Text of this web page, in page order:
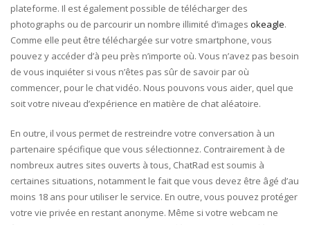
plateforme. Il est également possible de télécharger des
photographs ou de parcourir un nombre illimité d’images okeagle.
Comme elle peut être téléchargée sur votre smartphone, vous
pouvez y accéder d’à peu près n’importe où. Vous n’avez pas besoin
de vous inquiéter si vous n’êtes pas sûr de savoir par où
commencer, pour le chat vidéo. Nous pouvons vous aider, quel que
soit votre niveau d’expérience en matière de chat aléatoire.
En outre, il vous permet de restreindre votre conversation à un
partenaire spécifique que vous sélectionnez. Contrairement à de
nombreux autres sites ouverts à tous, ChatRad est soumis à
certaines situations, notamment le fait que vous devez être âgé d’au
moins 18 ans pour utiliser le service. En outre, vous pouvez protéger
votre vie privée en restant anonyme. Même si votre webcam ne